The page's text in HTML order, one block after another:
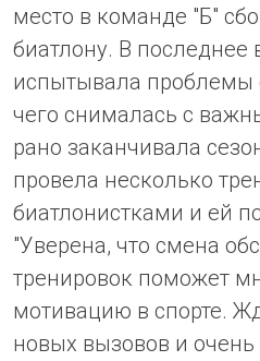
место в команде "Б"
биатлону. В последнее
испытывала проблемы
чего снималась с
рано заканчивала
провела несколько
биатлонистками и ей
"Уверена, что смена
тренировок поможет
мотивацию в спорте.
новых вызовов и очень